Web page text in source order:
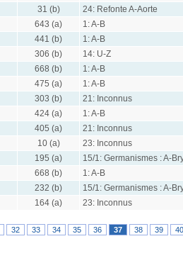
31 (b)
24: Refonte A-Aorte
643 (a)
1: A-B
441 (b)
1: A-B
306 (b)
14: U-Z
668 (b)
1: A-B
475 (a)
1: A-B
303 (b)
21: Inconnus
424 (a)
1: A-B
405 (a)
21: Inconnus
10 (a)
23: Inconnus
195 (a)
15/1: Germanismes : A-
668 (b)
1: A-B
232 (b)
15/1: Germanismes : A-
164 (a) 23: Inconnus
32 33 34 35 36 37 38 39 40